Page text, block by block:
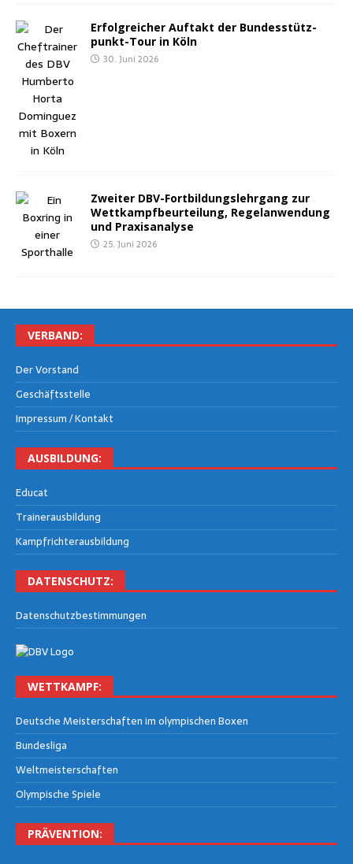
Erfolg­rei­cher Auf­takt der Bun­des­stütz­
punkt-Tour in Köln
30. Juni 2026
Zwei­ter DBV-Fort­bil­dungs­lehr­gang zur
Wett­kampf­be­ur­tei­lung, Regel­an­wen­dung
und Praxisanalyse
25. Juni 2026
VER­BAND:
Der Vor­stand
Geschäfts­stel­le
Impres­sum / Kontakt
AUS­BIL­DUNG:
Edu­cat
Trai­ner­aus­bil­dung
Kampf­rich­ter­aus­bil­dung
DATEN­SCHUTZ:
Daten­schutz­be­stim­mun­gen
WETT­KAMPF:
Deut­sche Meis­ter­schaf­ten im olym­pi­schen Boxen
Bun­des­li­ga
Welt­meis­ter­schaf­ten
Olym­pi­sche Spiele
PRÄ­VEN­TI­ON: